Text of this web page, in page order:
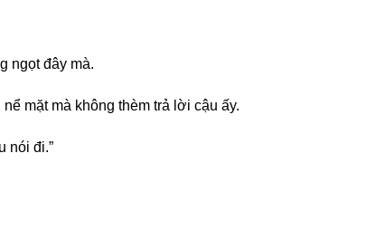
ngọt đây mà.
mặt mà không thèm trả lời cậu ấy.
nói đi.”